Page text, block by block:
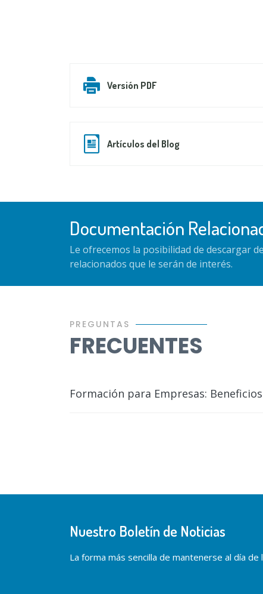
Versión PDF
Artículos del Blog
Documentación
Le ofrecemos la posibilidad de descargar
relacionados que le serán de interés.
PREGUNTAS
FRECUENTES
Formación para Empresas:
Nuestro Boletín de Noticias
La forma más sencilla de mantenerse al día de